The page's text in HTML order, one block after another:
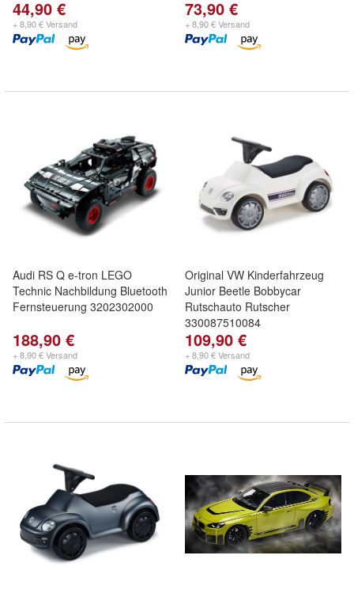
44,90 €
+ 8,90 € Versand
73,90 €
+ 8,90 € Versand
Audi RS Q e-tron LEGO
Technic Nachbildung Bluetooth
Fernsteuerung 3202302000
188,90 €
+ 8,90 € Versand
Original VW Kinderfahrzeug
Junior Beetle Bobbycar
Rutschauto Rutscher
330087510084
109,90 €
+ 8,90 € Versand